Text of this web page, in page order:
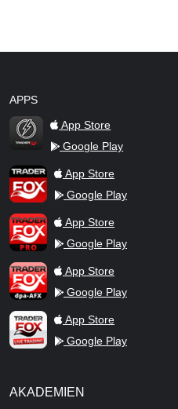
APPS
TraderFox Flash
App Store
Google Play
TraderFox AppApp Store
Google Play
TraderFox ProApp Store
Google Play
TraderFox dpa-AFX ProFeed
App Store
Google Play
TraderFox Live Trading
App Store
Google Play
AKADEMIEN